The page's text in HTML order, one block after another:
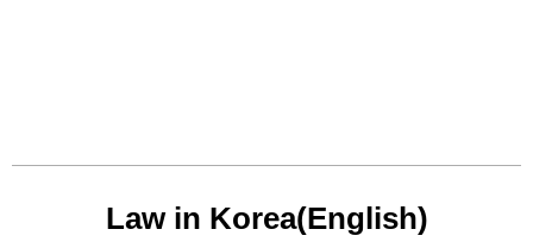
Law in Korea(English)